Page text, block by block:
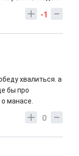
-1
хвалиться. а
бы про
о манасе.
0